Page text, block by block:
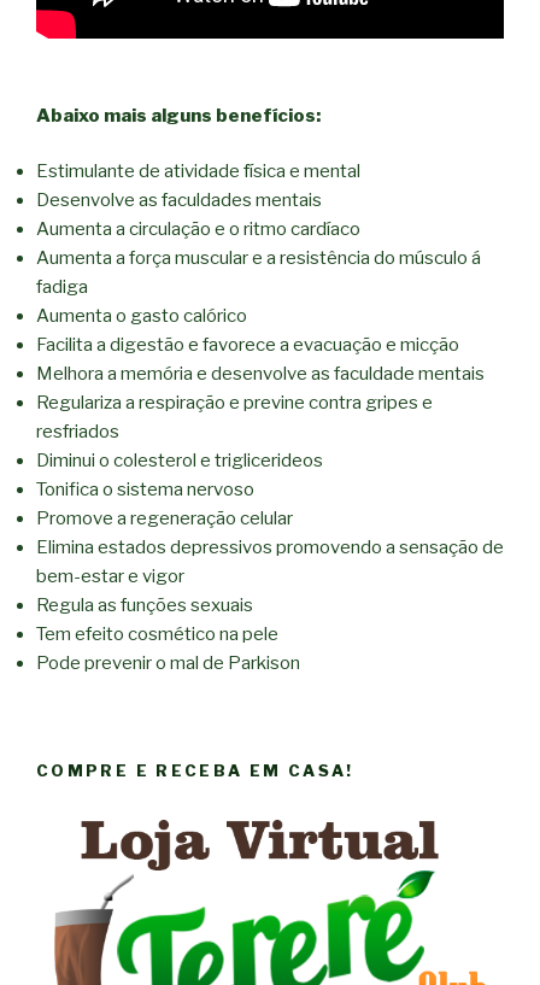
Abaixo mais alguns benefícios:
Estimulante de atividade física e mental
Desenvolve as faculdades mentais
Aumenta a circulação e o ritmo cardíaco
Aumenta a força muscular e a resistência do músculo á
fadiga
Aumenta o gasto calórico
Facilita a digestão e favorece a evacuação e micção
Melhora a memória e desenvolve as faculdade mentais
Regulariza a respiração e previne contra gripes e
resfriados
Diminui o colesterol e triglicerideos
Tonifica o sistema nervoso
Promove a regeneração celular
Elimina estados depressivos promovendo a sensação de
bem-estar e vigor
Regula as funções sexuais
Tem efeito cosmético na pele
Pode prevenir o mal de Parkison
COMPRE E RECEBA EM CASA!